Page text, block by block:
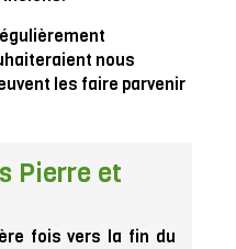
nous
les faire parvenir
Pierre et
fois vers la fin du